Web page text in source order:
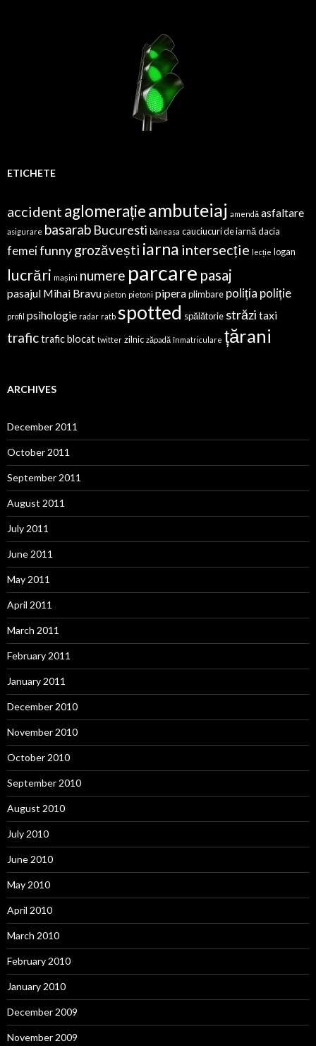
ETICHETE
accident aglomerațieambuteiaj amendă asfaltare
asigurare basarab Bucuresti băneasa cauciucuri de iarnădacia
femeifunnygrozăvești iarna intersecție lecție logan
lucrări mașini numere parcare pasaj
pasajul Mihai Bravu pieton pietoni piperaplimbare poliția poliție
profil psihologie radar ratb spotted spălătorie străzi taxi
trafictrafic blocat twitter zilnic zăpadă înmatriculare țărani
ARCHIVES
December 2011
October 2011
September 2011
August 2011
July 2011
June 2011
May 2011
April 2011
March 2011
February 2011
January 2011
December 2010
November 2010
October 2010
September 2010
August 2010
July 2010
June 2010
May 2010
April 2010
March 2010
February 2010
January 2010
December 2009
November 2009